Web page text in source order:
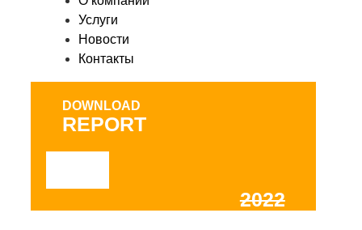
Услуги
Новости
Контакты
DOWNLOAD
REPORТ
2022